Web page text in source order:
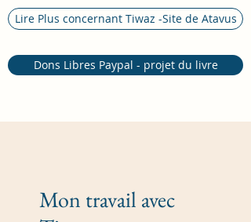
Lire Plus concernant Tiwaz -Site de Atavus
Dons Libres Paypal - projet du livre
Mon travail avec